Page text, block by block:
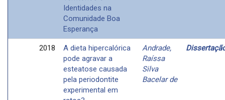
Identidades na
Comunidade Boa
Esperança
2018
A dieta hipercalórica
pode agravar a
esteatose causada
pela periodontite
experimental em
Andrade,
Raíssa
Silva
Bacelar de